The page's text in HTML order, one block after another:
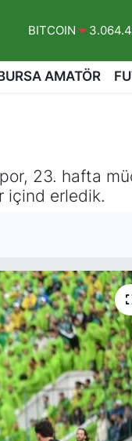
DOLAR
EURO
BITCOIN
AMATÖR
23. hafta
içind erledik.